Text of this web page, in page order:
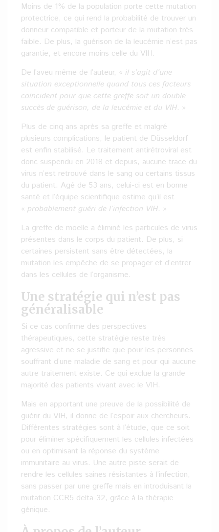
Moins de 1% de la population porte cette mutation
protectrice, ce qui rend la probabilité de trouver un
donneur compatible et porteur de la mutation très
faible. De plus, la guérison de la leucémie n’est pas
garantie, et encore moins celle du VIH.
De l’aveu même de l’auteur, « il s’agit d’une
situation exceptionnelle quand tous ces facteurs
coïncident pour que cette greffe soit un double
succès de guérison, de la leucémie et du VIH. »
Plus de cinq ans après sa greffe et malgré
plusieurs complications, le patient de Düsseldorf
est enfin stabilisé. Le traitement antirétroviral est
donc suspendu en 2018 et depuis, aucune trace du
virus n’est retrouvé dans le sang ou certains tissus
du patient. Agé de 53 ans, celui-ci est en bonne
santé et l’équipe scientifique estime qu’il est
« probablement guéri de l’infection VIH. »
La greffe de moelle a éliminé les particules de virus
présentes dans le corps du patient. De plus, si
certaines persistent sans être détectées, la
mutation les empêche de se propager et d’entrer
dans les cellules de l’organisme.
Une stratégie qui n’est pas
généralisable
Si ce cas confirme des perspectives
thérapeutiques, cette stratégie reste très
agressive et ne se justifie que pour les personnes
souffrant d’une maladie de sang et pour qui aucune
autre traitement existe. Ce qui exclue la grande
majorité des patients vivant avec le VIH.
Mais en apportant une preuve de la possibilité de
guérir du VIH, il donne de l’espoir aux chercheurs.
Différentes stratégies sont à l’étude, que ce soit
pour éliminer spécifiquement les cellules infectées
ou en optimisant la réponse du système
immunitaire au virus. Une autre piste serait de
rendre les cellules saines résistantes à l’infection,
sans passer par une greffe mais en introduisant la
mutation CCR5 delta-32, grâce à la thérapie
génique.